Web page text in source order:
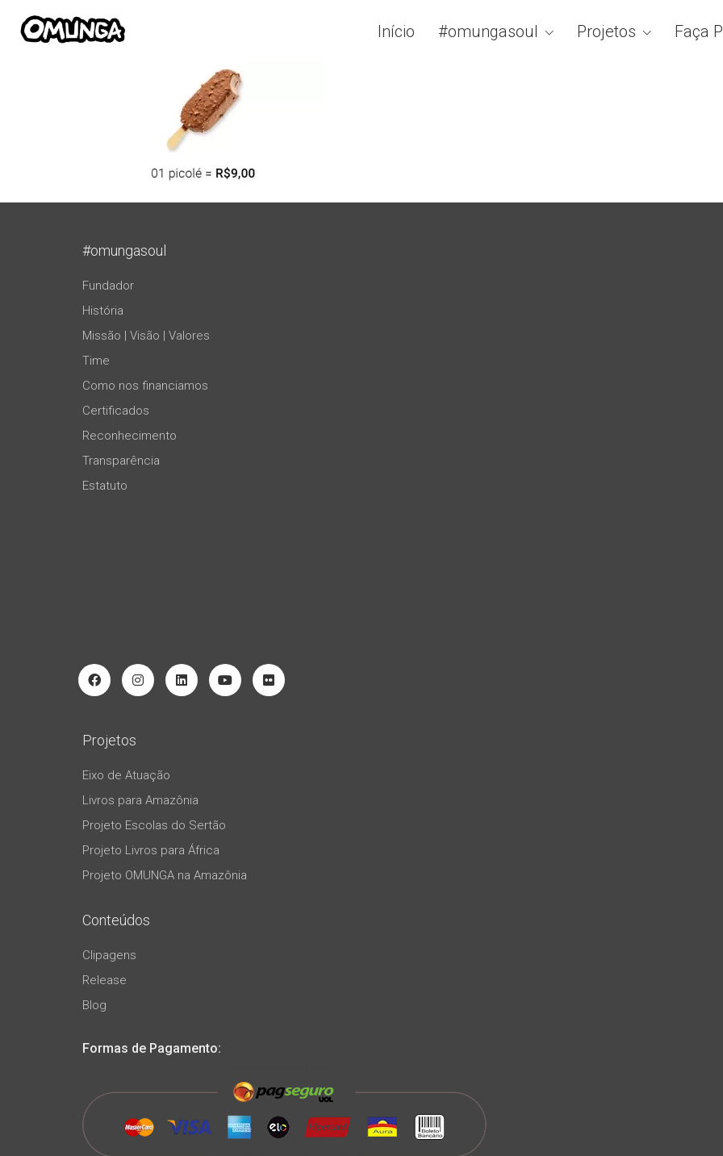
Início #omungasoul Projetos Faça
#omungasoul
Fundador
História
Missão | Visão | Valores
Time
Como nos financiamos
Certificados
Reconhecimento
Transparência
Estatuto
Projetos
Eixo de Atuação
Livros para Amazônia
Projeto Escolas do Sertão
Projeto Livros para África
Projeto OMUNGA na Amazônia
Conteúdos
Clipagens
Release
Blog
Formas de Pagamento: